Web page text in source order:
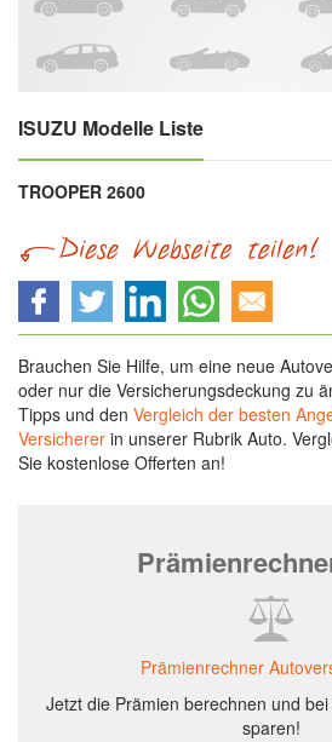
ISUZU Modelle Liste
TROOPER 2600
Brauchen Sie Hilfe, um eine neue
oder nur die Versicherungsdeckung zu
Tipps und den Vergleich der besten
Versicherer in unserer Rubrik Auto.
Sie kostenlose Offerten an!
Prämienrechner
Jetzt die Prämien berechnen und
sparen!